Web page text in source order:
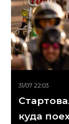
31/07 22:03
куда